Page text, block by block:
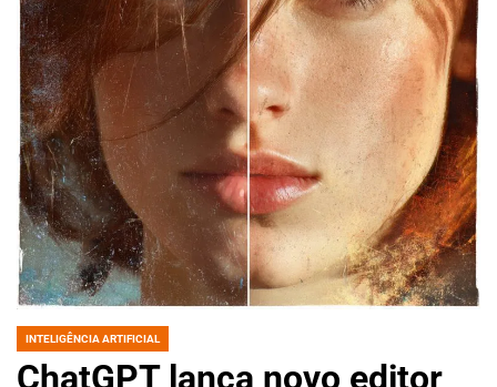
POSTED
INTELIGÊNCIA ARTIFICIAL
ChatGPT lança novo editor